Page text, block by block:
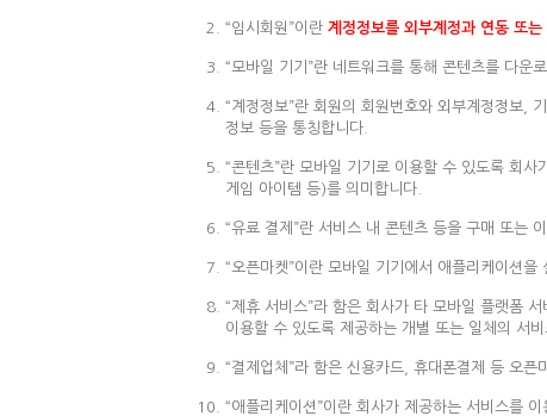
“임시회원”이란 계정정보를 외부계정과 연동 또
“모바일 기기”란 네트워크를 통해 콘텐츠를 다운
“계정정보”란 회원의 회원번호와 외부계정정보,
정보 등을 통칭합니다.
“콘텐츠”란 모바일 기기로 이용할 수 있도록 회
게임 아이템 등)를 의미합니다.
“유료 결제”란 서비스 내 콘텐츠 등을 구매 또는
“오픈마켓”이란 모바일 기기에서 애플리케이션
“제휴 서비스”라 함은 회사가 타 모바일 플랫폼
이용할 수 있도록 제공하는 개별 또는 일체의 서비
“결제업체”라 함은 신용카드, 휴대폰결제 등 오
“애플리케이션”이란 회사가 제공하는 서비스를